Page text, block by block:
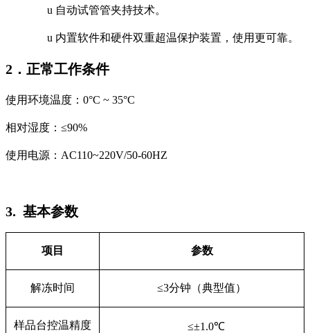
u 自动试管管夹持技术。
u 内置软件和硬件双重超温保护装置，使用更可靠。
2 ． 正常工作条件
使用环境温度： 0°C ~ 35°C
相对湿度：≤90%
使用电源： AC110~220V/50-60HZ
3. 基本参数
项目 参数
解冻时间 ≤3分钟（典型值）
样品台控温精度 ≤±1.0℃